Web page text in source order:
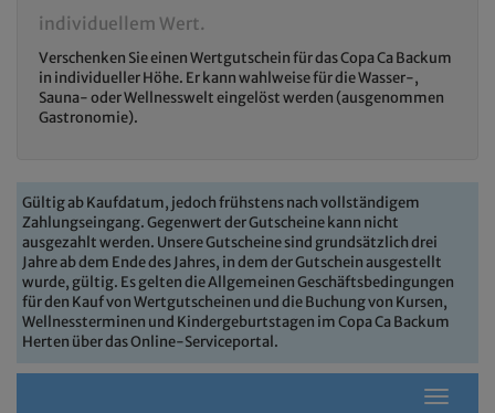
individuellem Wert.
Verschenken Sie einen Wertgutschein für das Copa Ca Backum
in individueller Höhe. Er kann wahlweise für die Wasser-,
Sauna- oder Wellnesswelt eingelöst werden (ausgenommen
Gastronomie).
Gültig ab Kaufdatum, jedoch frühstens nach vollständigem
Zahlungseingang. Gegenwert der Gutscheine kann nicht
ausgezahlt werden. Unsere Gutscheine sind grundsätzlich drei
Jahre ab dem Ende des Jahres, in dem der Gutschein ausgestellt
wurde, gültig. Es gelten die Allgemeinen Geschäftsbedingungen
für den Kauf von Wertgutscheinen und die Buchung von Kursen,
Wellnessterminen und Kindergeburtstagen im Copa Ca Backum
Herten über das Online-Serviceportal.